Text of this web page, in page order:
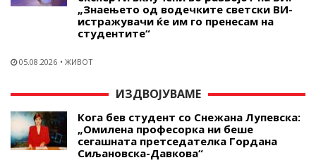
„Знаењето од водечките светски ВИ-
истражувачи ќе им го пренесам на
студентите“
05.08.2026 ЖИВОТ
ИЗДВОЈУВАМЕ
Кога бев студент со Снежана Лупевска:
„Омилена професорка ни беше
сегашната претседателка Гордана
Сиљановска-Давкова“